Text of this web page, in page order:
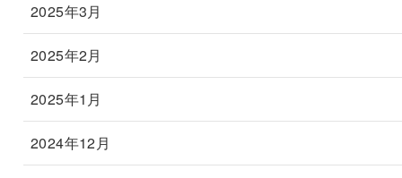
2025年3月
2025年2月
2025年1月
2024年12月